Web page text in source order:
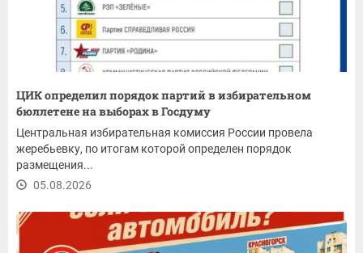
ЦИК определил порядок партий в избирательном
бюллетене на выборах в Госдуму
Центральная избирательная комиссия России провела
жеребьевку, по итогам которой определен порядок
размещения...
05.08.2026